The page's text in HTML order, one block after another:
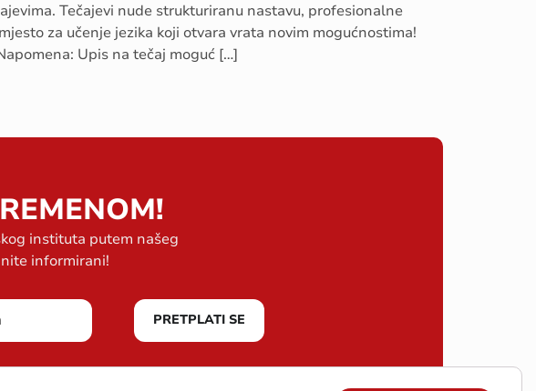
Tečajevi nude strukturiranu nastavu, profesionalne
za učenje jezika koji otvara vrata novim mogućnostima!
Upis na tečaj moguć […]
instituta putem našeg
informirani!
PRETPLATI SE